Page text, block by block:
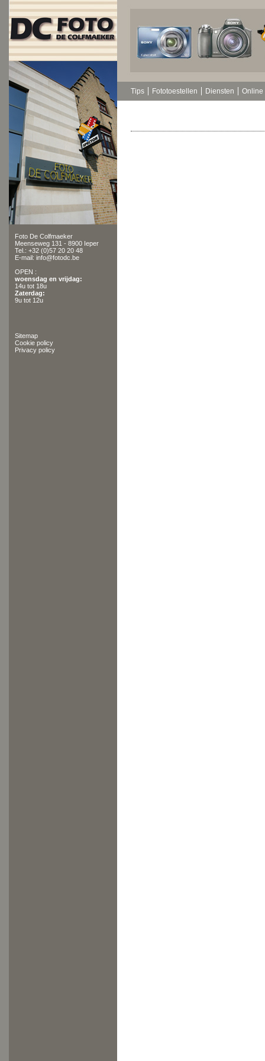
Foto De Colfmaeker
Meenseweg 131 - 8900 Ieper
Tel.: +32 (0)57 20 20 48
E-mail: info@fotodc.be
OPEN :
woensdag en vrijdag:
14u tot 18u
Zaterdag:
9u tot 12u
Sitemap
Cookie policy
Privacy policy
Tips Fototoestellen Diensten Online